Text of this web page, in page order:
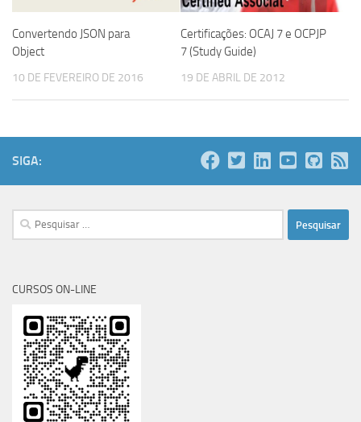
Convertendo JSON para
Object
10 DE FEVEREIRO DE 2016
Certificações: OCAJ 7 e OCPJP
7 (Study Guide)
19 DE ABRIL DE 2012
SIGA:
Pesquisar
por:
CURSOS ON-LINE